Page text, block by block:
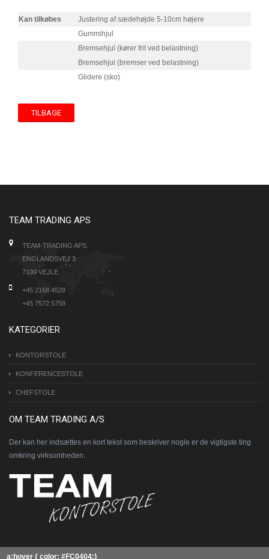
Kan tilkøbes
Justering af sædehøjde 5-10cm højere
Gummihjul
Bremsehjul (kører frit ved belastning)
Bremsehjul (bremser ved belastning)
Glidere (sko)
TILBAGE
TEAM TRADING APS
TEAM-TRADING APS.
ENGLANDSVEJ 3
7100 VEJLE
+45 2168 4528
+45 7572 5758
KATEGORIER
KONTORSTOLE
KONFERENCESTOLE
CHEFSTOLE
OM TEAM TRADING A/S
Der kan her indsættes en kort tekst som beskriver nogle er de vigtigste ting
omkring virksomheden.
a:hover { color: #FC0404;}